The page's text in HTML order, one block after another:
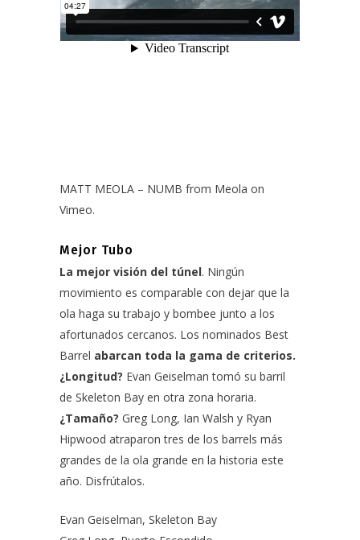
MATT MEOLA – NUMB from Meola on
Vimeo.
Mejor Tubo
La mejor visión del túnel. Ningún
movimiento es comparable con dejar que la
ola haga su trabajo y bombee junto a los
afortunados cercanos. Los nominados Best
Barrel abarcan toda la gama de criterios.
¿Longitud? Evan Geiselman tomó su barril
de Skeleton Bay en otra zona horaria.
¿Tamaño? Greg Long, Ian Walsh y Ryan
Hipwood atraparon tres de los barrels más
grandes de la ola grande en la historia este
año. Disfrútalos.
Evan Geiselman, Skeleton Bay